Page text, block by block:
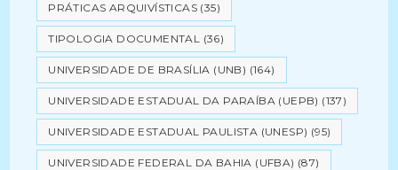
PRÁTICAS ARQUIVÍSTICAS (35)
TIPOLOGIA DOCUMENTAL (36)
UNIVERSIDADE DE BRASÍLIA (UNB) (164)
UNIVERSIDADE ESTADUAL DA PARAÍBA (UEPB) (137)
UNIVERSIDADE ESTADUAL PAULISTA (UNESP) (95)
UNIVERSIDADE FEDERAL DA BAHIA (UFBA) (87)